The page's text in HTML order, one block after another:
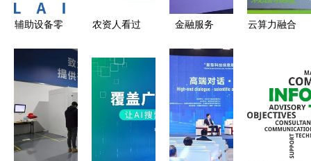
辅助设备零
硬件及辅助
设备批发技
术服务,技
术开发,技
术咨询
农资人看过
千就是这么
简单
金融服务
险的 人保
答卷 体系
化支持新质
生产力发展
云算力融合
客兄弟ai携
手多家名企
打造ai产业